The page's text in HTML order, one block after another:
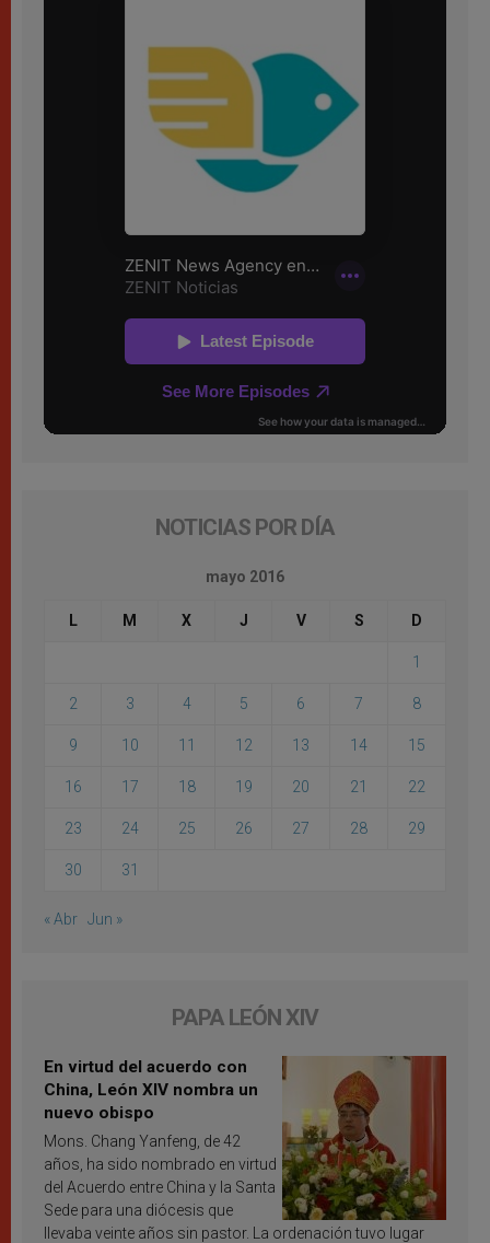
NOTICIAS POR DÍA
mayo 2016
L M X J V S D
1
2 3 4 5 6 7 8
9 10 11 12 13 14 15
16 17 18 19 20 21 22
23 24 25 26 27 28 29
30 31
« Abr Jun »
PAPA LEÓN XIV
En virtud del acuerdo con
China, León XIV nombra un
nuevo obispo
Mons. Chang Yanfeng, de 42
años, ha sido nombrado en virtud
del Acuerdo entre China y la Santa
Sede para una diócesis que
llevaba veinte años sin pastor. La ordenación tuvo lugar